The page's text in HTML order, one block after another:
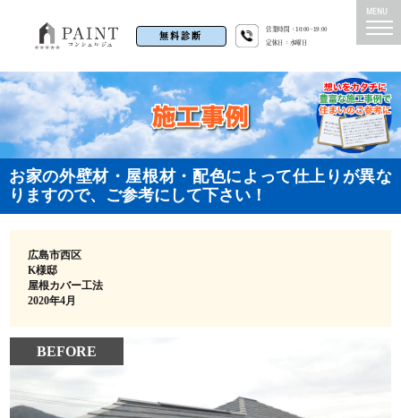
無料診断
営業時間：10:00~19:00
定休日：水曜日
お家の外壁材・屋根材・配色によって仕上りが異な
りますので、ご参考にして下さい！
広島市西区
K様邸
屋根カバー工法
2020年4月
BEFORE